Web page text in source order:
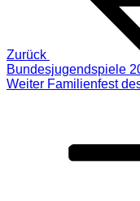
Zurück
Bundesjugendspiele
Nächster
Weiter Familienfest